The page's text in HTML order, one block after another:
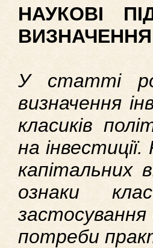
НАУКОВІ
ВИЗНАЧЕННЯ
У статті
визначення
класиків
на
капітальних
ознаки
застосування
потреби